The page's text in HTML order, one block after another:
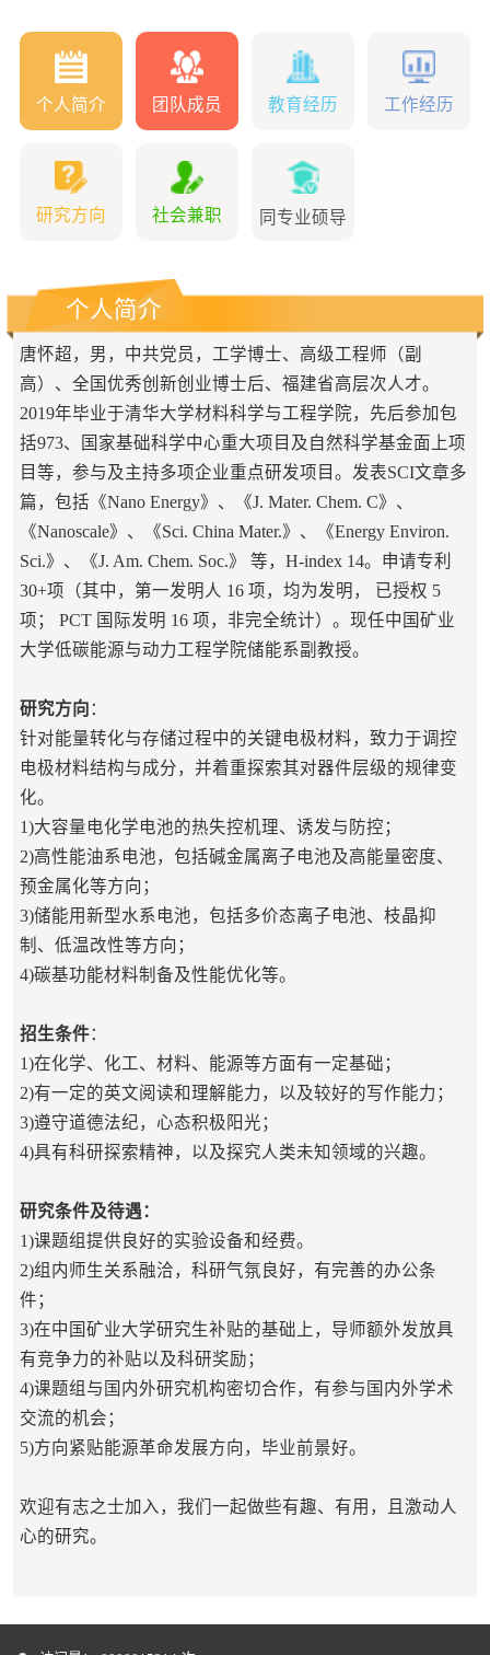
个人简介 团队成员 教育经历 工作经历
研究方向 社会兼职 同专业硕导
个人简介
唐怀超，男，中共党员，工学博士、高级工程师（副
高）、全国优秀创新创业博士后、福建省高层次人才。
2019年毕业于清华大学材料科学与工程学院，先后参加包
括973、
国家基础科学中心重大项目及自然科学基金面上项
目等，参与及主持多项企业重点研发项目。发表SCI文章多
篇，包括《Nano Energy》、《J. Mater. Chem. C》、
《Nanoscale》、《Sci. China Mater.》、《Energy Environ.
Sci.》、《J. Am. Chem. Soc.》 等，H-index 14。申请专利
30+项（其中，第一发明人 16 项，均为发明， 已授权 5
项；
PCT 国际发明 16 项，非完全统计）。 现任中国矿业
大学低碳能源与动力工程学院储能系副教授。
研究方向 ：
针对能量转化与存储过程中的关键电极材料，致力于调控
电极材料结构与成分，并着重探索其对器件层级的规律变
化。
1)大容量电化学电池的热失控机理、诱发与防控；
2)高性能油系电池，包括碱金属离子电池及高能量密度、
预金属化等方向；
3)储能用新型水系电池，包括多价态离子电池、枝晶抑
制、 低温改性等方向；
4)碳基功能材料制备及性能优化等。
招生条件：
1)在化学、化工、材料、能源等方面有一定基础；
2)有一定的英文阅读和理解能力，以及较好的写作能力；
3)遵守道德法纪，心态积极阳光；
4)具有科研探索精神，以及探究人类未知领域的兴趣。
研究条件及待遇：
1)课题组提供良好的实验设备和经费。
2)组内师生关系融洽，科研气氛良好，有完善的办公条
件；
3)在中国矿业大学研究生补贴的基础上，导师额外发放具
有竞争力的补贴以及科研奖励；
4)课题组与国内外研究机构密切合作，有参与国内外学术
交流的机会；
5)方向紧贴能源革命发展方向，毕业前景好。
欢迎有志之士加入，我们一起做些有趣、有用，且激动人
心的研究。